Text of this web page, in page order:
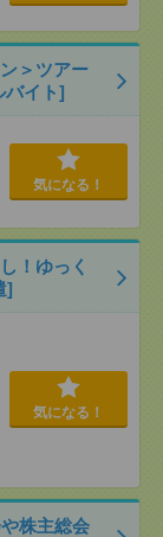
＞ツアー
バイト]
気になる！
！ゆっく
]
気になる！
株主総会